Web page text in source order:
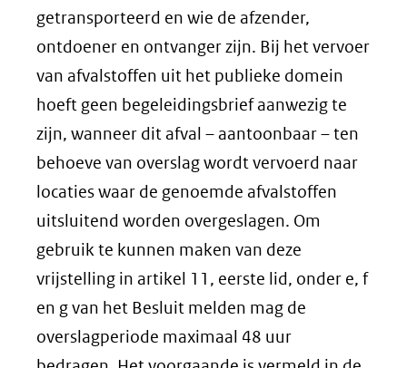
een
nieuw
venster)
(verwijst
naar
een
andere
website)
getransporteerd en wie de afzender,
ontdoener en ontvanger zijn. Bij het vervoer
van afvalstoffen uit het publieke domein
hoeft geen begeleidingsbrief aanwezig te
zijn, wanneer dit afval – aantoonbaar – ten
behoeve van overslag wordt vervoerd naar
locaties waar de genoemde afvalstoffen
uitsluitend worden overgeslagen. Om
gebruik te kunnen maken van deze
vrijstelling in artikel 11, eerste lid, onder e, f
en g van het Besluit melden mag de
overslagperiode maximaal 48 uur